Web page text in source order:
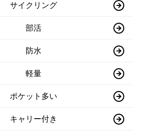
サイクリング
部活
防水
軽量
ポケット多い
キャリー付き